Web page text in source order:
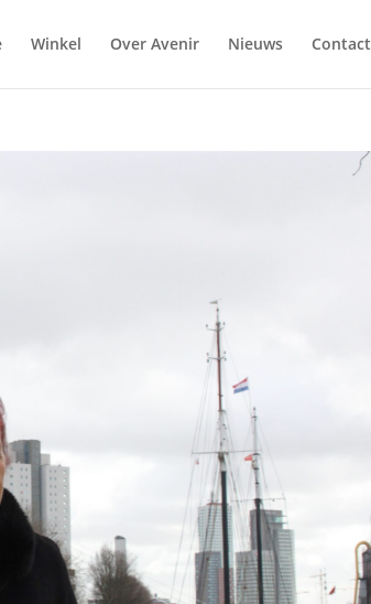
Winkel Over Avenir Nieuws Contact